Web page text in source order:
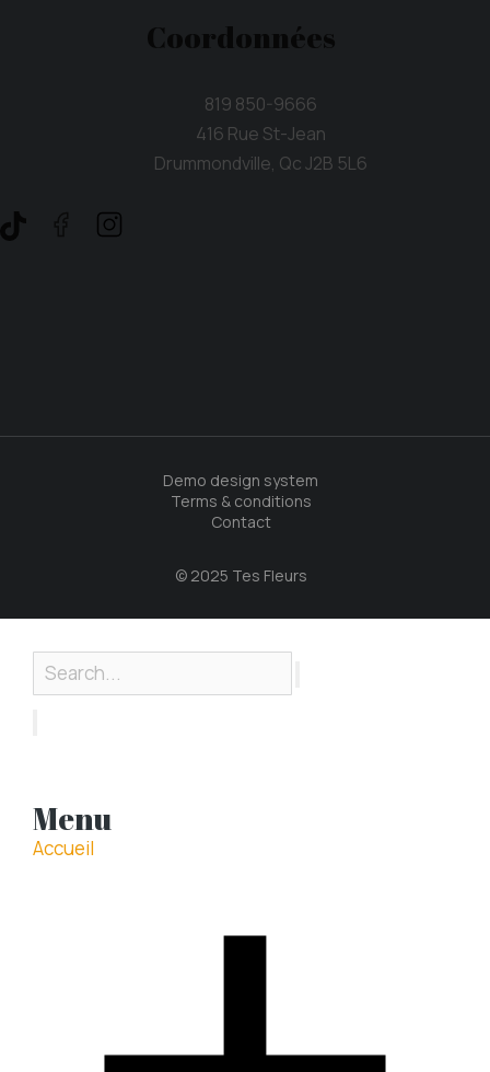
Coordonnées
819 850-9666
416 Rue St-Jean
Drummondville, Qc J2B 5L6
© 2025 Tes Fleurs
Demo design system
Terms & conditions
Contact
Menu
Accueil